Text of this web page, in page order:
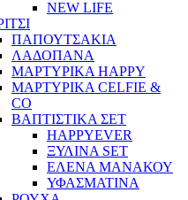
NEW LIFE
ΠΑΠΟΥΤΣΑΚΙΑ
ΛΑΔΟΠΑΝΑ
ΜΑΡΤΥΡΙΚΑ HAPPY
ΜΑΡΤΥΡΙΚΑ CELFIE &
CO
ΒΑΠΤΙΣΤΙΚΑ ΣΕΤ
HAPPYEVER
ΞΥΛΙΝΑ SET
ΕΛΕΝΑ ΜΑΝΑΚΟΥ
ΥΦΑΣΜΑΤΙΝΑ